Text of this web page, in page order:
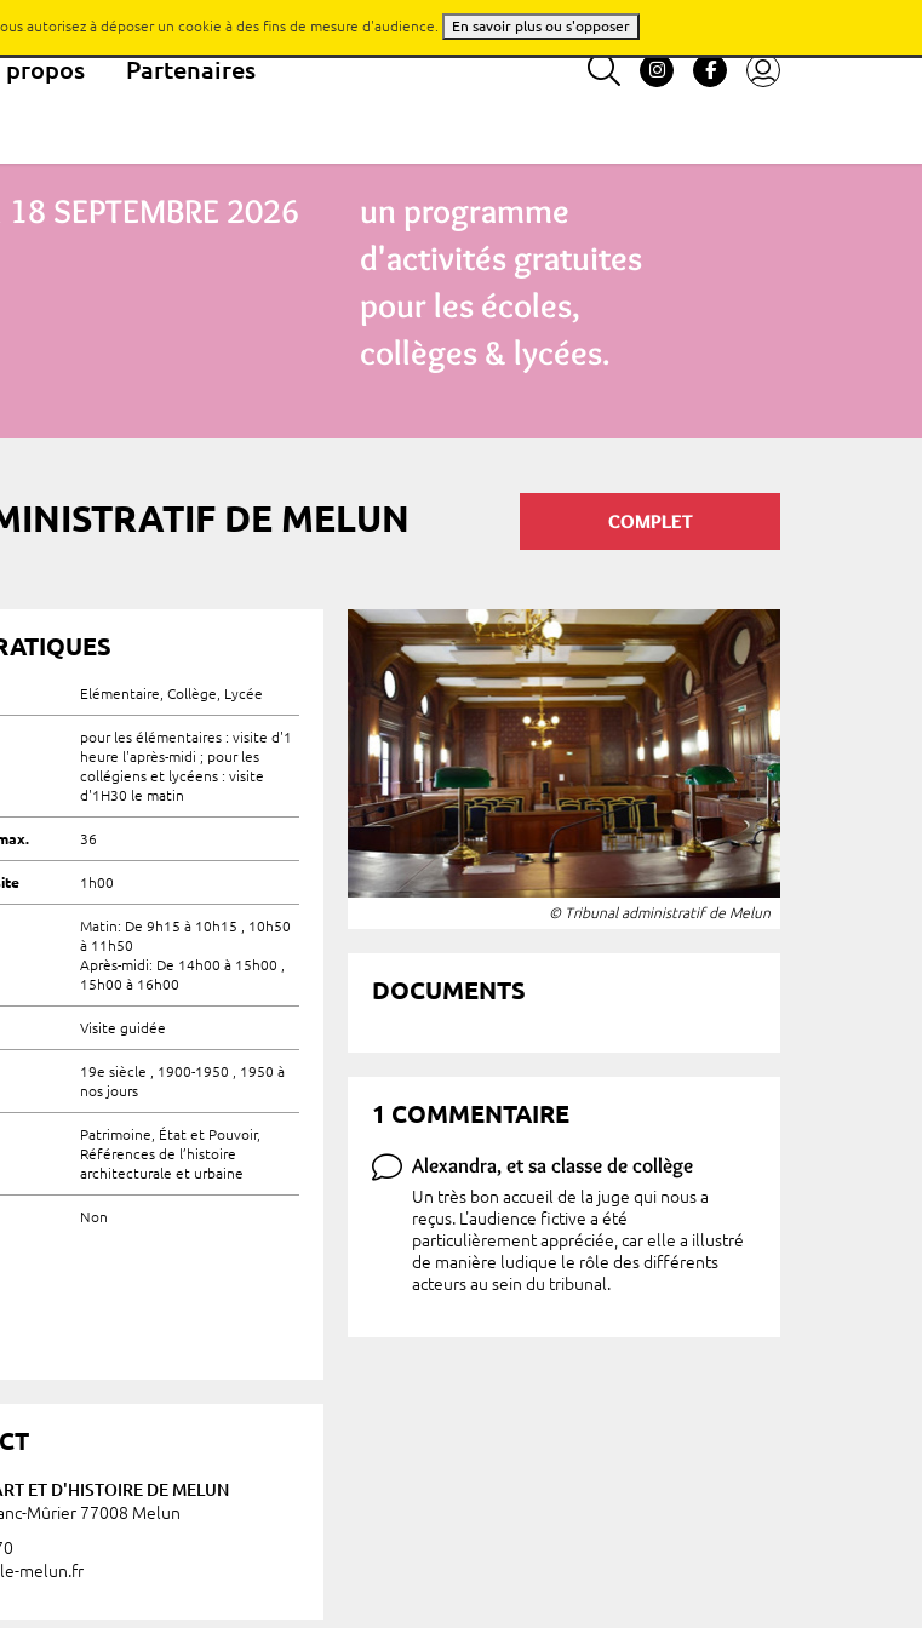
propos Partenaires
18 SEPTEMBRE 2026
un programme
d'activités gratuites
pour les écoles,
collèges & lycées.
DE MELUN COMPLET
Elémentaire, Collège, Lycée
pour les élémentaires : visite d'1
heure l'après-midi ; pour les
collégiens et lycéens : visite
d'1H30 le matin
36
1h00
Matin: De 9h15 à 10h15 , 10h50
à 11h50
Après-midi: De 14h00 à 15h00 ,
15h00 à 16h00
Visite guidée
19e siècle , 1900-1950 , 1950 à
nos jours
Patrimoine, État et Pouvoir,
Références de l’histoire
architecturale et urbaine
Non
ET D'HISTOIRE DE MELUN
Mûrier 77008 Melun
melun.fr
© Tribunal administratif de Melun
DOCUMENTS
1 COMMENTAIRE
Alexandra, et sa classe de collège
Un très bon accueil de la juge qui nous a
reçus. L'audience fictive a été
particulièrement appréciée, car elle a illustré
de manière ludique le rôle des différents
acteurs au sein du tribunal.
autorisez à déposer un cookie à des fins de mesure d'audience. En savoir plus ou s'opposer